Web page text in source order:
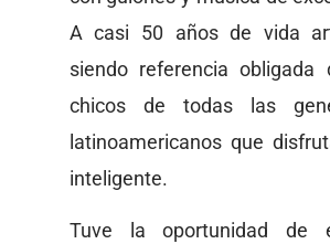
A casi 50 años de vida
siendo referencia obligada
chicos de todas las
latinoamericanos que
inteligente.
Tuve la oportunidad de